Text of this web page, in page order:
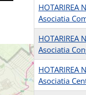
Asociatia
Asociatia
Asociatia